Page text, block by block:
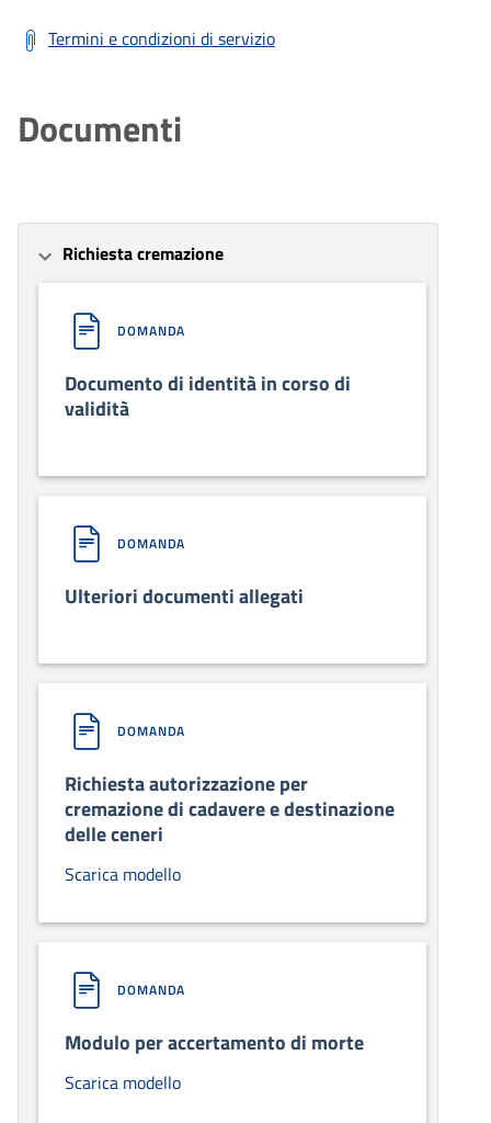
Termini e condizioni di servizio
Documenti
Richiesta cremazione
DOMANDA
Documento di identità in corso di
validità
DOMANDA
Ulteriori documenti allegati
DOMANDA
Richiesta autorizzazione per
cremazione di cadavere e destinazione
delle ceneri
Scarica modello
DOMANDA
Modulo per accertamento di morte
Scarica modello